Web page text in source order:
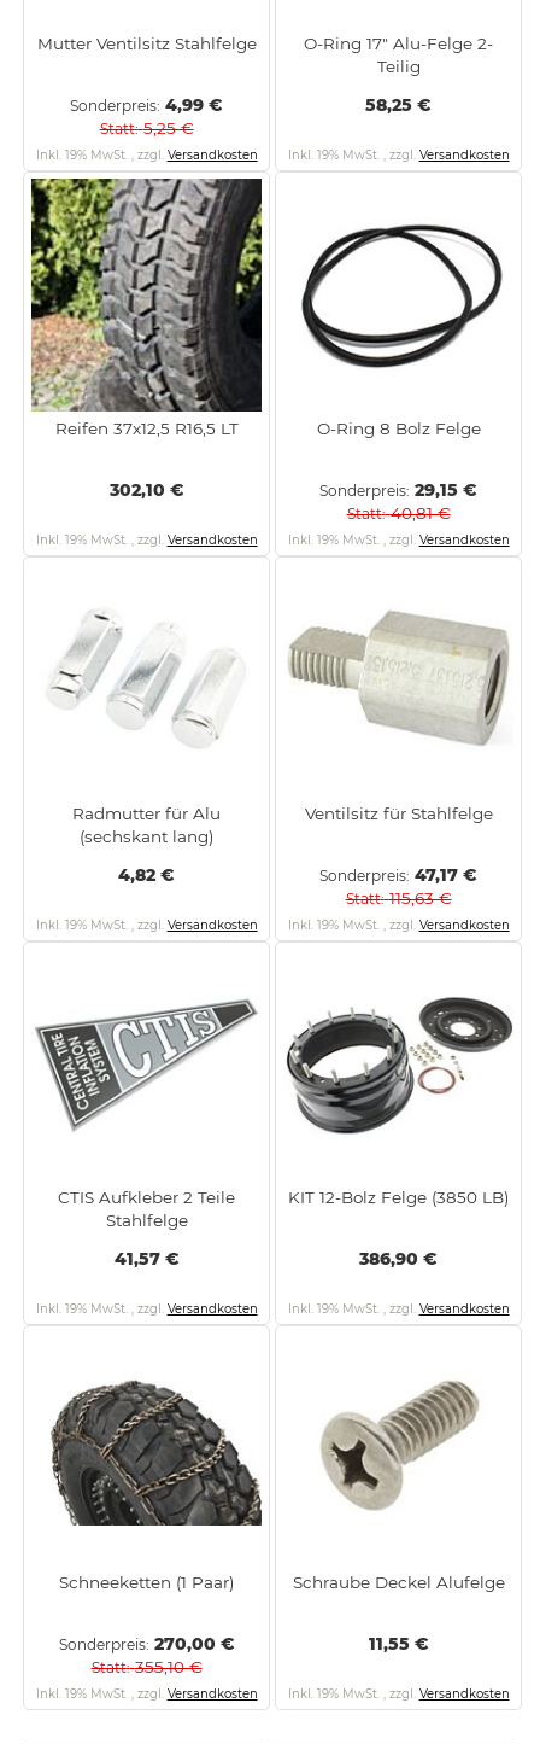
Mutter Ventilsitz Stahlfelge
Sonderpreis 4,99 €
Statt 5,25 €
Inkl. 19% MwSt. , zzgl. Versandkosten
O-Ring 17" Alu-Felge 2-
Teilig
58,25 €
Inkl. 19% MwSt. , zzgl. Versandkosten
Reifen 37x12,5 R16,5 LT
302,10 €
Inkl. 19% MwSt. , zzgl. Versandkosten
O-Ring 8 Bolz Felge
Sonderpreis 29,15 €
Statt 40,81 €
Inkl. 19% MwSt. , zzgl. Versandkosten
Radmutter für Alu
(sechskant lang)
4,82 €
Inkl. 19% MwSt. , zzgl. Versandkosten
Ventilsitz für Stahlfelge
Sonderpreis 47,17 €
Statt 115,63 €
Inkl. 19% MwSt. , zzgl. Versandkosten
CTIS Aufkleber 2 Teile
Stahlfelge
41,57 €
Inkl. 19% MwSt. , zzgl. Versandkosten
KIT 12-Bolz Felge (3850 LB)
386,90 €
Inkl. 19% MwSt. , zzgl. Versandkosten
Schneeketten (1 Paar)
Sonderpreis 270,00 €
Statt 355,10 €
Inkl. 19% MwSt. , zzgl. Versandkosten
Schraube Deckel Alufelge
11,55 €
Inkl. 19% MwSt. , zzgl. Versandkosten